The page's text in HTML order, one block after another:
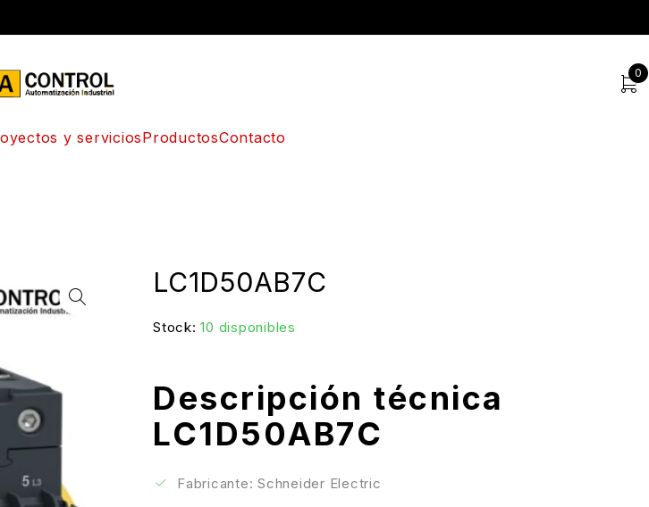
0
y serviciosProductosContacto
LC1D50AB7C
Stock: 10 disponibles
Descripción técnica
LC1D50AB7C
Fabricante: Schneider Electric